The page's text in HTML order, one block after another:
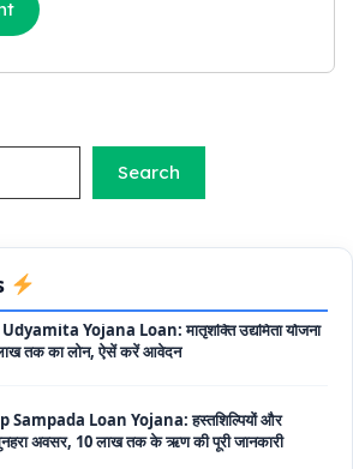
Search
लोन, मिलती है 40 प्रतिशत सब्सिडी
Apply Online: छोटे दुकानदारों को इस
Construction Loan Scheme: श्रमिक मकान
Yojana Loan: मातृशक्ति उद्यमिता योजना
तक का लोन, ऐसें करें आवेदन
Loan Yojana: हस्तशिल्पियों और
Yuva Udyami Loan Yojana: इस सरकारी